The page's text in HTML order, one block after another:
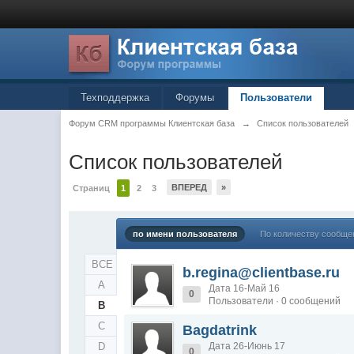
Техподдержка Форумы Пользователи
Форум CRM программы Клиентская база → Список пользователей
Список пользователей
Страниц 1 2 3 ВПЕРЕД »
ВСЕ
A
B
C
D
по имени пользователя По количеству
b.regina@clientbase.ru
0
Дата 16-Май 16
Пользователи · 0 сообщений
Bagdatrink
0
Дата 26-Июнь 17